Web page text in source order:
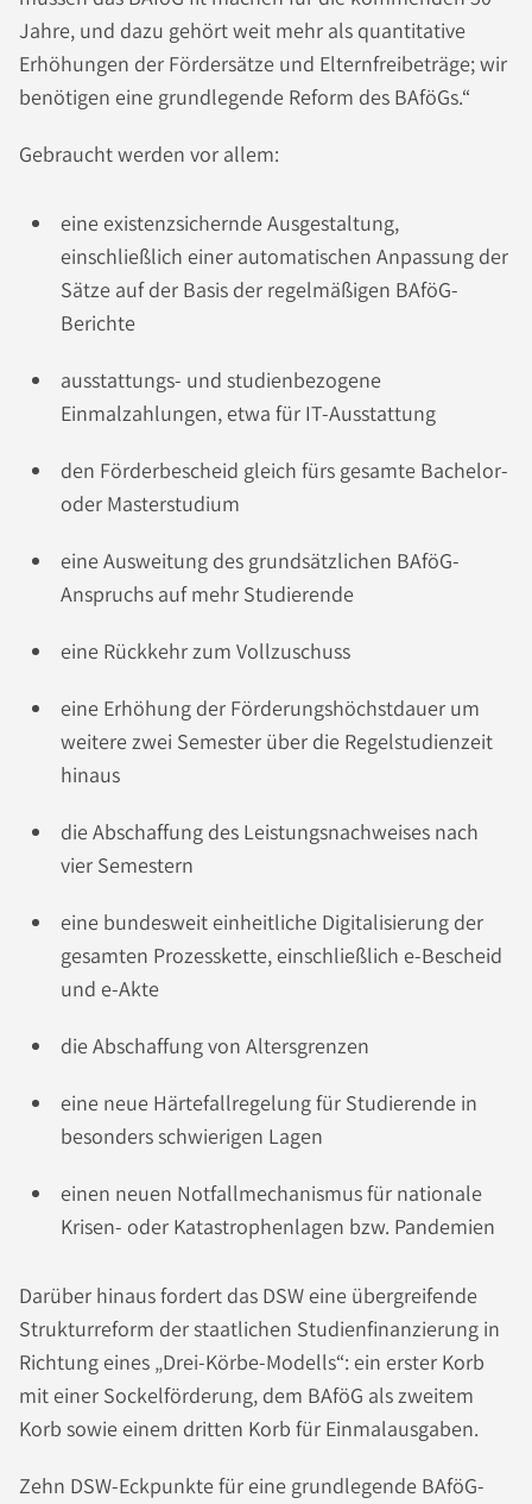
Jahre, und dazu gehört weit mehr als quantitative
Erhöhungen der Fördersätze und Elternfreibeträge; wir
benötigen eine grundlegende Reform des BAföGs.“
Gebraucht werden vor allem:
eine existenzsichernde Ausgestaltung,
einschließlich einer automatischen Anpassung der
Sätze auf der Basis der regelmäßigen BAföG-
Berichte
ausstattungs- und studienbezogene
Einmalzahlungen, etwa für IT-Ausstattung
den Förderbescheid gleich fürs gesamte Bachelor-
oder Masterstudium
eine Ausweitung des grundsätzlichen BAföG-
Anspruchs auf mehr Studierende
eine Rückkehr zum Vollzuschuss
eine Erhöhung der Förderungshöchstdauer um
weitere zwei Semester über die Regelstudienzeit
hinaus
die Abschaffung des Leistungsnachweises nach
vier Semestern
eine bundesweit einheitliche Digitalisierung der
gesamten Prozesskette, einschließlich e-Bescheid
und e-Akte
die Abschaffung von Altersgrenzen
eine neue Härtefallregelung für Studierende in
besonders schwierigen Lagen
einen neuen Notfallmechanismus für nationale
Krisen- oder Katastrophenlagen bzw. Pandemien
Darüber hinaus fordert das DSW eine übergreifende
Strukturreform der staatlichen Studienfinanzierung in
Richtung eines „Drei-Körbe-Modells“: ein erster Korb
mit einer Sockelförderung, dem BAföG als zweitem
Korb sowie einem dritten Korb für Einmalausgaben.
Zehn DSW-Eckpunkte für eine grundlegende BAföG-